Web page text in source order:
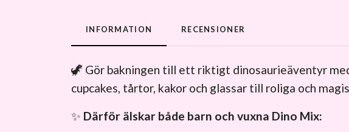
INFORMATION RECENSIONER
🦖 Gör bakningen till ett riktigt dinosaurieäventyr
cupcakes, tårtor, kakor och glassar till roliga och
✨ Därför älskar både barn och vuxna Dino Mix: